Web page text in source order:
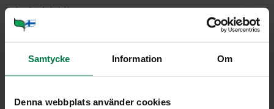
Samtycke Information Om
Denna webbplats använder cookies
1laakerinlehti
2dl hienonnettuja sipulinvarsia
2dl ruokakermaa
dl tuoretta, hienonnettua ruohosipulia